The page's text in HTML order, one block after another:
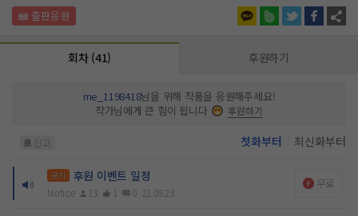
회차 (41) 후원하기
me_1198418님을 위해 작품을 응원해주세요!
작가님에게 큰 힘이 됩니다
후원하기
신고 첫화부터 최신화부터
공지 후원 이벤트 일정
Notice 13 1 0 21.09.23
무료